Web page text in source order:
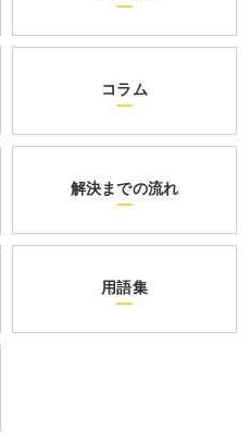
コラム
解決までの流れ
用語集